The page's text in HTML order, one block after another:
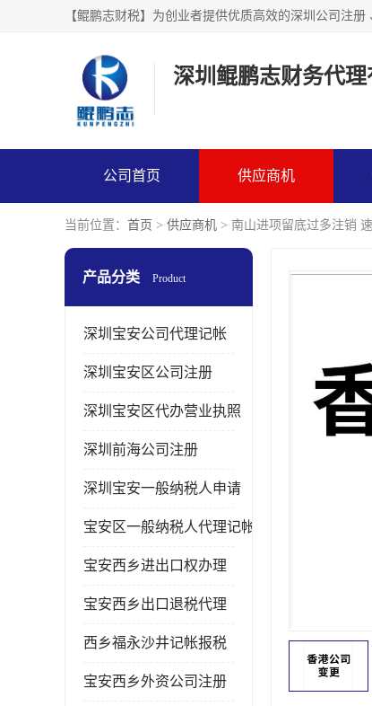
【鲲鹏志财税】为创业者提供优质高效的深圳公司注
深圳鲲鹏志财务代理
公司首页 供应商机
当前位置： 首页 > 供应商机 > 南山进项留底过多注销
产品分类 Product
深圳宝安公司代理记帐
深圳宝安区公司注册
深圳宝安区代办营业执照
深圳前海公司注册
深圳宝安一般纳税人申请
宝安区一般纳税人代理记帐
宝安西乡进出口权办理
宝安西乡出口退税代理
西乡福永沙井记帐报税
宝安西乡外资公司注册